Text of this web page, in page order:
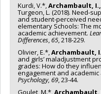
Kurdi, V.*,Archambault, I.,
Turgeon, L. (2018). Need-
and student-perceived
elementary Schools: The
academic achievement.
Differences,65, 218-229.
Olivier, E.*,Archambault,
and girls’ maladjustment
grades: How do they
engagement and
Psychology, 69, 23-44.
Goulet, M.*,Archambault,